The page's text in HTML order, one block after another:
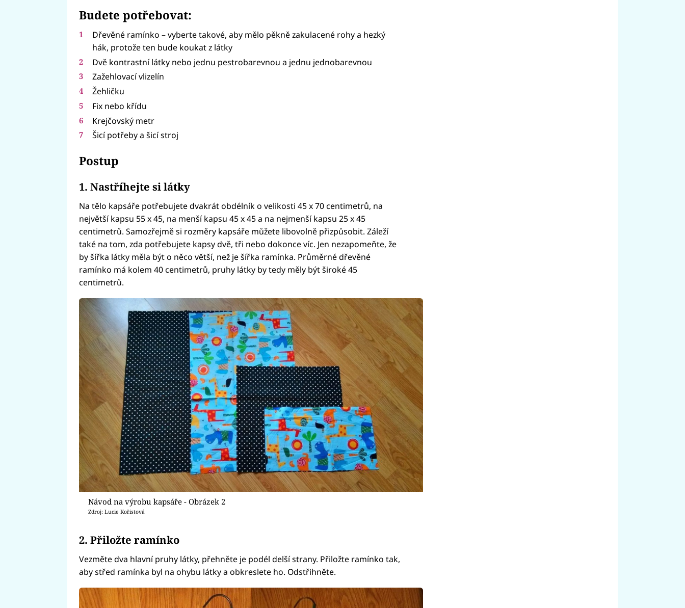
Budete potřebovat:
Dřevěné ramínko – vyberte takové, aby mělo pěkně zakulacené rohy a hezký
hák, protože ten bude koukat z látky
Dvě kontrastní látky nebo jednu pestrobarevnou a jednu jednobarevnou
Zažehlovací vlizelín
Žehličku
Fix nebo křídu
Krejčovský metr
Šicí potřeby a šicí stroj
Postup
1. Nastříhejte si látky
Na tělo kapsáře potřebujete dvakrát obdélník o velikosti 45 x 70 centimetrů, na
největší kapsu 55 x 45, na menší kapsu 45 x 45 a na nejmenší kapsu 25 x 45
centimetrů. Samozřejmě si rozměry kapsáře můžete libovolně přizpůsobit. Záleží
také na tom, zda potřebujete kapsy dvě, tři nebo dokonce víc. Jen nezapomeňte, že
by šířka látky měla být o něco větší, než je šířka ramínka. Průměrné dřevěné
ramínko má kolem 40 centimetrů, pruhy látky by tedy měly být široké 45
centimetrů.
Návod na výrobu kapsáře - Obrázek 2
Zdroj: Lucie Kořistová
2. Přiložte ramínko
Vezměte dva hlavní pruhy látky, přehněte je podél delší strany. Přiložte ramínko tak,
aby střed ramínka byl na ohybu látky a obkreslete ho. Odstřihněte.